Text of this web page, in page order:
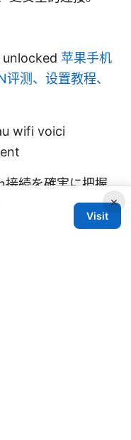
苹果手机
测、设置教程、
wifi voici
続を確実に把握
トラブルシューテ×
Visit